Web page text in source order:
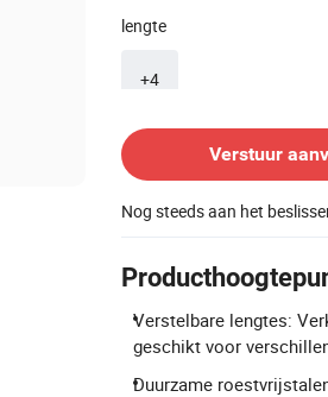
lengte
+4
Verstuur
Nog steeds aan het
Verstelbare lengtes:
geschikt voor
Duurzame